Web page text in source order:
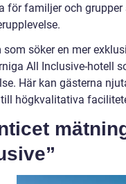
för familjer och
som söker en mer
All Inclusive-hotell
Här kan gästerna
högkvalitativa